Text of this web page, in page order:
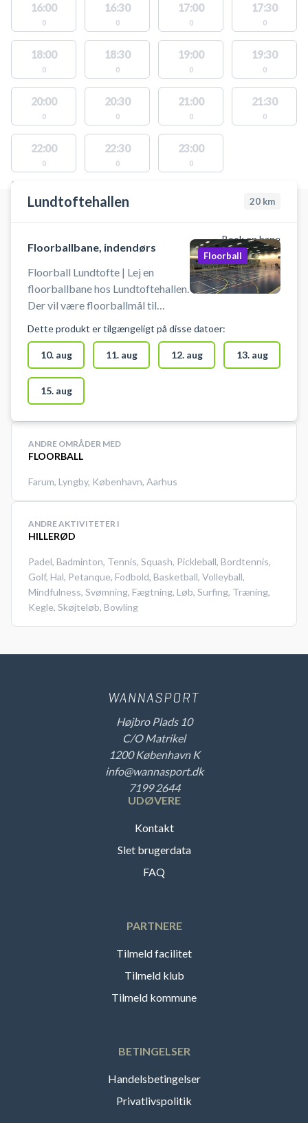
16:00
0
16:30
0
17:00
0
17:30
0
18:00
0
18:30
0
19:00
0
19:30
0
20:00
0
20:30
0
21:00
0
21:30
0
22:00
0
22:30
0
23:00
0
STEDER MED LEDIGE AKTIVITETER
Lundtoftehallen 20 km
Book en bane
Floorballbane, indendørs
Floorball Lundtofte | Lej en
floorballbane hos Lundtoftehallen.
Der vil være floorballmål til
medbringe stave og bolde. Der
skal benyttes indendørssko, som
ikke sætter mærker. Der er mulig
Floorball
Dette produkt er tilgængeligt på disse datoer:
10. aug 11. aug 12. aug 13. aug
15. aug
ANDRE OMRÅDER MED
FLOORBALL
Farum, Lyngby, København, Aarhus
ANDRE AKTIVITETER I
HILLERØD
Padel, Badminton, Tennis, Squash, Pickleball, Bordtennis,
Golf, Hal, Petanque, Fodbold, Basketball, Volleyball,
Mindfulness, Svømning, Fægtning, Løb, Surfing, Træning,
Kegle, Skøjteløb, Bowling
Højbro Plads 10
C/O Matrikel
1200 København K
info@wannasport.dk
7199 2644
UDØVERE
Kontakt
Slet brugerdata
FAQ
PARTNERE
Tilmeld facilitet
Tilmeld klub
Tilmeld kommune
BETINGELSER
Handelsbetingelser
Privatlivspolitik